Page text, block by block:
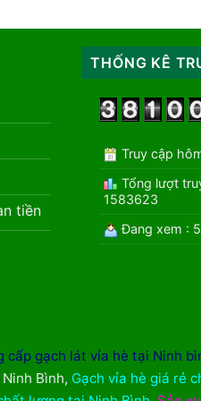
tiền
THỐNG KÊ
Truy cập
Tổng lượt
1583623
Đang xem : 5
cấp gạch lát vỉa hè tại Ninh
Bình, Gạch vỉa hè giá rẻ